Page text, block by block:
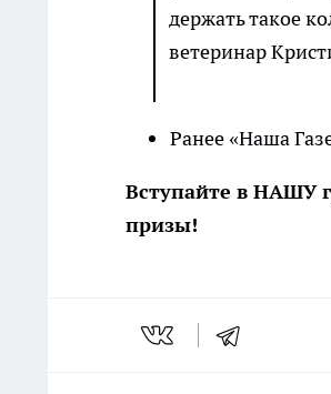
держать такое
ветеринар
Ранее «Наша
Вступайте в НАШУ
призы!